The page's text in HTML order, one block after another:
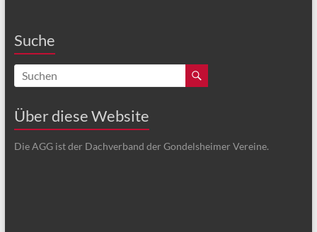
Suche
Über diese Website
Die AGG ist der Dachverband der Gondelsheimer Vereine.